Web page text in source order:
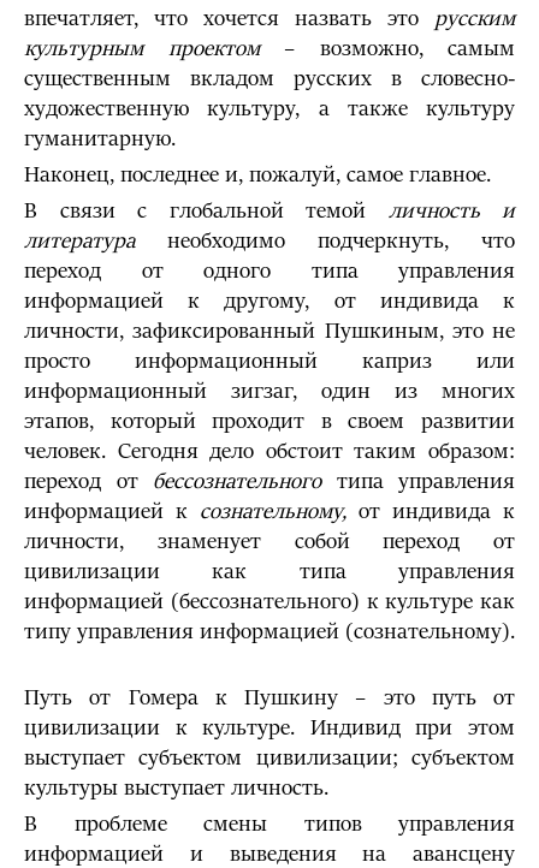
впечатляет, что хочется назвать это русским
культурным проектом– возможно, самым
существенным вкладом русских в словесно-
художественную культуру, а также культуру
гуманитарную.
Наконец, последнее и, пожалуй, самое главное.
В связи с глобальной темой личность и
литературанеобходимо подчеркнуть, что
переход от одного типа управления
информацией к другому, от индивида к
личности, зафиксированный Пушкиным, это не
просто информационный каприз или
информационный зигзаг, один из многих
этапов, который проходит в своем развитии
человек. Сегодня дело обстоит таким образом:
переход от бессознательноготипа управления
информацией к сознательному, от индивида к
личности, знаменует собой переход от
цивилизации как типа управления
информацией (бессознательного) к культуре как
типу управления информацией (сознательному).
Путь от Гомера к Пушкину – это путь от
цивилизации к культуре. Индивид при этом
выступает субъектом цивилизации; субъектом
культуры выступает личность.
В проблеме смены типов управления
информацией и выведения на авансцену